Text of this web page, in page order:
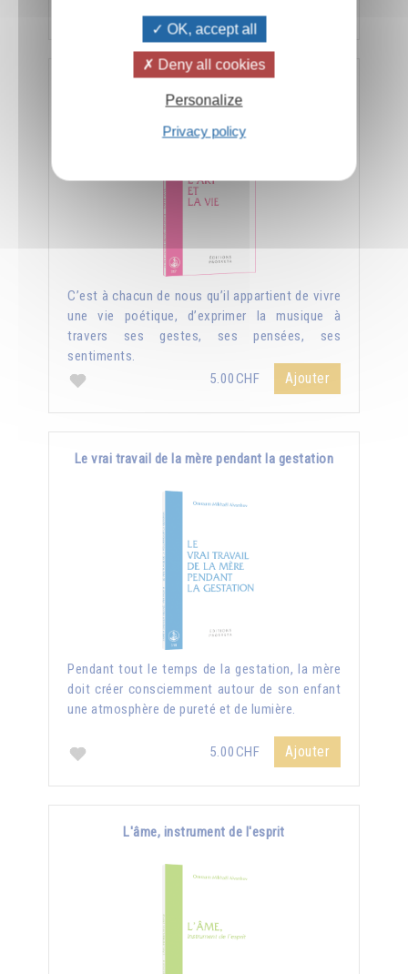
C’est à chacun de nous qu’il appartient de vivre
une vie poétique, d’exprimer la musique à
travers ses gestes, ses pensées, ses
sentiments.
5.00CHF
Ajouter
Le vrai travail de la mère pendant la gestation
Pendant tout le temps de la gestation, la mère
doit créer consciemment autour de son enfant
une atmosphère de pureté et de lumière.
5.00CHF Ajouter
L'âme, instrument de l'esprit
OK, accept all
Deny all cookies
Personalize
Privacy policy